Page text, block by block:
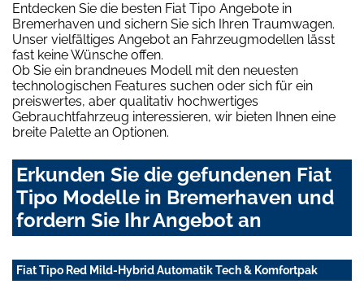
Entdecken Sie die besten Fiat Tipo Angebote in
Bremerhaven und sichern Sie sich Ihren Traumwagen.
Unser vielfältiges Angebot an Fahrzeugmodellen lässt
fast keine Wünsche offen.
Ob Sie ein brandneues Modell mit den neuesten
technologischen Features suchen oder sich für ein
preiswertes, aber qualitativ hochwertiges
Gebrauchtfahrzeug interessieren, wir bieten Ihnen eine
breite Palette an Optionen.
Erkunden Sie die gefundenen Fiat
Tipo Modelle in Bremerhaven und
fordern Sie Ihr Angebot an
Fiat Tipo Red Mild-Hybrid Automatik Tech & Komfortpak